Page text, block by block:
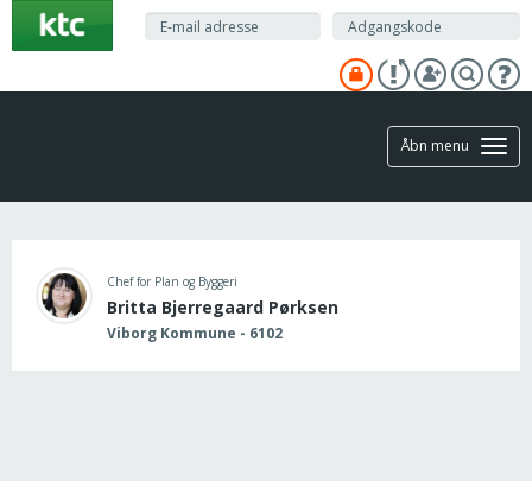
hovedindhold
Åbn menu
Chef for Plan og Byggeri
Britta Bjerregaard Pørksen
Viborg Kommune - 6102